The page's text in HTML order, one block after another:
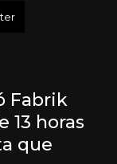
Fabrik
13 horas
que